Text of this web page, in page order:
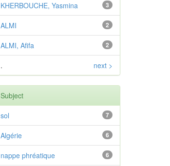
3
KHERBOUCHE, Yasmina
2
ALMI
2
ALMI, Afifa
. next >
Subject
7
sol
6
Algérie
6
nappe phréatique